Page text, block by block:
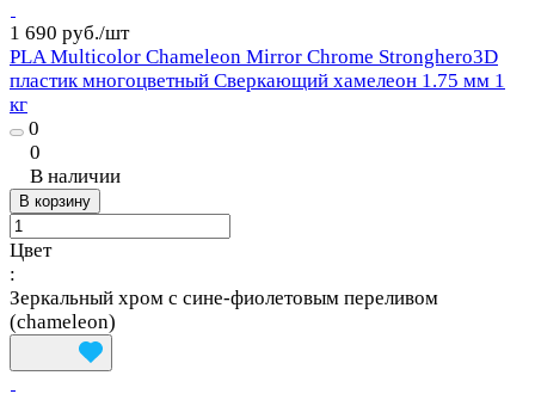
1 690 руб./шт
PLA Multicolor Chameleon Mirror Chrome Stronghero3D
пластик многоцветный Сверкающий хамелеон 1.75 мм 1
кг
0
0
В наличии
В корзину
Цвет
:
Зеркальный хром с сине‑фиолетовым переливом
(chameleon)